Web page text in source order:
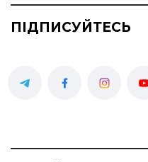
ПІДПИСУЙТЕСЬ